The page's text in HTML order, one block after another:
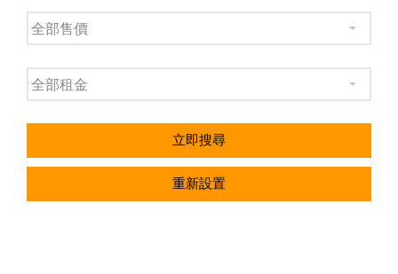
立即搜尋
重新設置